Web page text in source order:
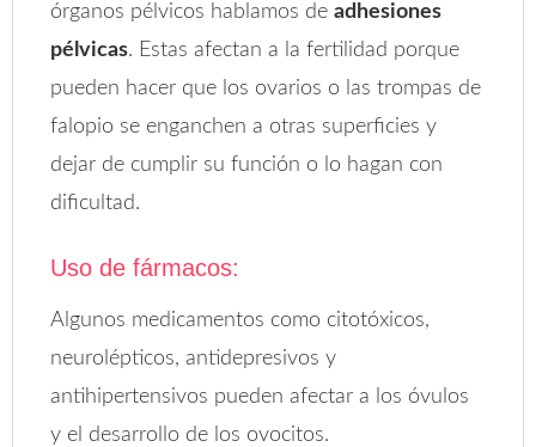
órganos pélvicos hablamos deadhesiones
pélvicas. Estas afectan a la fertilidad porque
pueden hacer que los ovarios o las trompas de
falopio se enganchen a otras superficies y
dejar de cumplir su función o lo hagan con
dificultad.
Uso de fármacos:
Algunos medicamentos como citotóxicos,
neurolépticos, antidepresivos y
antihipertensivos pueden afectar a los óvulos
y el desarrollo de los ovocitos.